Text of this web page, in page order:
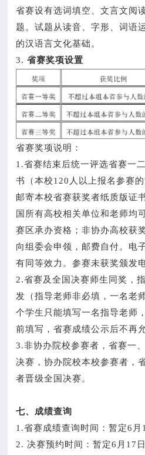
省赛设有选词填空、文言文阅
题。试题从读音、字形、词语
的汉语言文化基础。
3. 省赛奖项设置
省赛奖项说明：
1.省赛结束后统一评选省赛一
书（本校120人以上报名参赛
邮寄本校省赛获奖者纸质版证
国所有高校相关单位和老师均
赛区承办资格；非协办高校获
向组委会申领，邮费自付。电
有同等效力。参赛未获奖颁发
2.省赛及全国决赛师生同奖，
发（指导老师非必填，一名老
个学生只能填写一名指导老师
前填写，省赛成绩公示后不再
3.非协办院校参赛者，省赛一
决赛，协办院校本校参赛者，
者晋级全国决赛。
七、成绩查询
1.省赛成绩查询时间：暂定6月
2. 决赛预约时间：暂定6月17日